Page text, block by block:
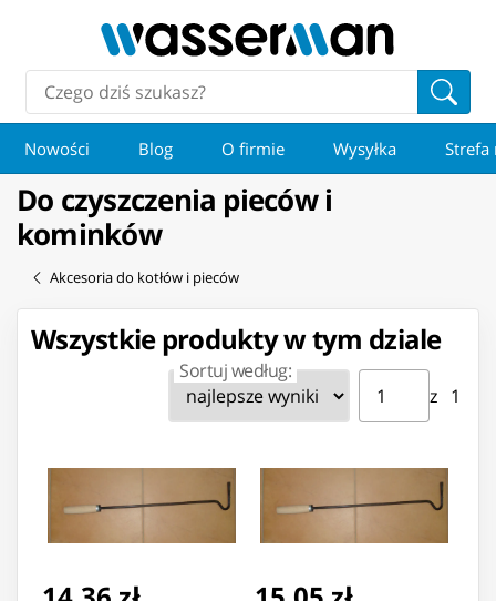
Nowości Blog O firmie Wysyłka Strefa
Do czyszczenia pieców i
kominków
Akcesoria do kotłów i pieców
Wszystkie produkty w tym dziale
Sortuj według: Strona ⁨1⁩ z ⁨1⁩
z ⁨1⁩
Przejdź do strony